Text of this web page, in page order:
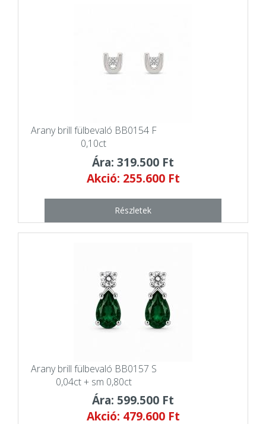
Arany brill fülbevaló BB0154 F
0,10ct
Ára: 319.500 Ft
Akció: 255.600 Ft
Részletek
Arany brill fülbevaló BB0157 S
0,04ct + sm 0,80ct
Ára: 599.500 Ft
Akció: 479.600 Ft